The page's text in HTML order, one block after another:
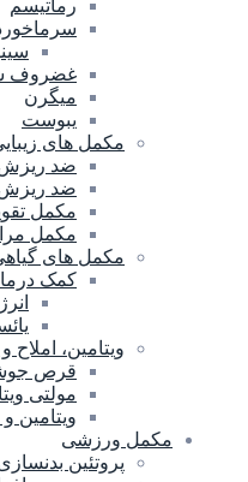
رماتیسم
غضروف
میگرن
یبوست
مکمل های
ضد ریزش
ضد ریزش
مکمل
مکمل
مکمل های
کمک
ویتامین،
قرص
مولتی
ویتامین
مکمل ورزشی
پروتئین